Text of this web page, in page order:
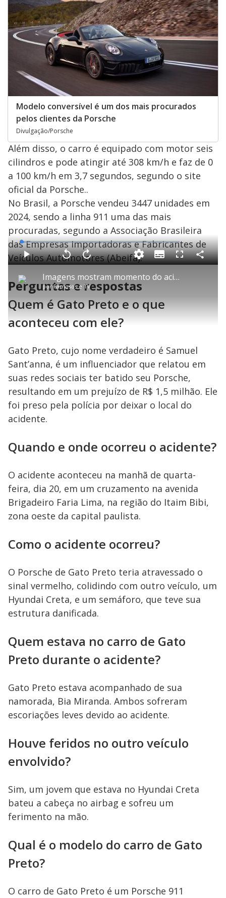
Modelo conversível é um dos mais procurados
pelos clientes da Porsche
Divulgação/Porsche
Além disso, o carro é equipado com motor seis
cilindros e pode atingir até 308 km/h e faz de 0
a 100 km/h em 3,7 segundos, segundo o site
oficial da Porsche..
No Brasil, a Porsche vendeu 3447 unidades em
2024, sendo a linha 911 uma das mais
procuradas, segundo a Associação Brasileira
das Empresas Importadoras e Fabricantes de
Veículos Automotores (Abeifa).
P
l
a
y
V
d
e
o
Imagens mostram momento do acidente de carro de Gato Preto e Bia Miranda em bairro nobre de SP
porFamosos e TV
P V
t
a
r
s
e
n
d
A
n
ç
a
0
u
n
M
d
o
L
o
a
d
e
:
1
.
9
S
u
b
i
t
F C
o
Perguntas e respostas
Quem é Gato Preto e o que
aconteceu com ele?
Gato Preto, cujo nome verdadeiro é Samuel
Sant’anna, é um influenciador que relatou em
suas redes sociais ter batido seu Porsche,
resultando em um prejuízo de R$ 1,5 milhão. Ele
foi preso pela polícia por deixar o local do
acidente.
Quando e onde ocorreu o acidente?
O acidente aconteceu na manhã de quarta-
feira, dia 20, em um cruzamento na avenida
Brigadeiro Faria Lima, na região do Itaim Bibi,
zona oeste da capital paulista.
Como o acidente ocorreu?
O Porsche de Gato Preto teria atravessado o
sinal vermelho, colidindo com outro veículo, um
Hyundai Creta, e um semáforo, que teve sua
estrutura danificada.
Quem estava no carro de Gato
Preto durante o acidente?
Gato Preto estava acompanhado de sua
namorada, Bia Miranda. Ambos sofreram
escoriações leves devido ao acidente.
Houve feridos no outro veículo
envolvido?
Sim, um jovem que estava no Hyundai Creta
bateu a cabeça no airbag e sofreu um
ferimento na mão.
Qual é o modelo do carro de Gato
Preto?
O carro de Gato Preto é um Porsche 911